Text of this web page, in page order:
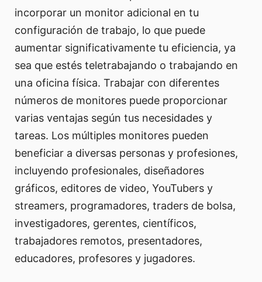
incorporar un monitor adicional en tu
configuración de trabajo, lo que puede
aumentar significativamente tu eficiencia, ya
sea que estés teletrabajando o trabajando en
una oficina física. Trabajar con diferentes
números de monitores puede proporcionar
varias ventajas según tus necesidades y
tareas. Los múltiples monitores pueden
beneficiar a diversas personas y profesiones,
incluyendo profesionales, diseñadores
gráficos, editores de video, YouTubers y
streamers, programadores, traders de bolsa,
investigadores, gerentes, científicos,
trabajadores remotos, presentadores,
educadores, profesores y jugadores.